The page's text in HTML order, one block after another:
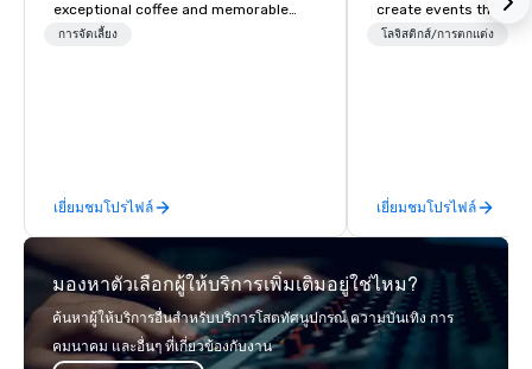
exceptional coffee and memorable
guest experiences. From corporate
a polished, engaging setup that
enhances your event’s atmosphere
and leaves a lasting impression. Using
premium beans, professional baristas,
and a thoughtfully designed mobile
cart, we bring the café experience
directly to your guests. Whether
การจัดเลี้ยง
เยี่ยมชมโปรไฟล์
create events that
creates memorable
creative, advanced
digital,
in-person events of
โลจิสติกส์/การตกแต่ง
เยี่ยมชมโปรไฟล์
มองหาตัวเลือกผู้ให้บริการเพิ่มเติมอยู่ใช่ไหม?
ค้นหาผู้ให้บริการอื่นสำหรับบริการโสตทัศนูปกรณ์ ความบันเทิง การ
คมนาคม และอื่นๆ ที่เกี่ยวข้องกับงาน